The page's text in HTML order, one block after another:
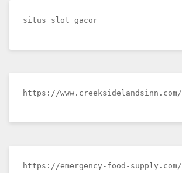
situs slot gacor
https://www.creeksidelandsinn.com/
https://emergency-food-supply.com/